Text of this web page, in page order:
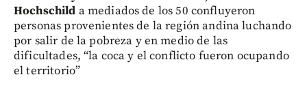
Hochschild a mediados de los 50 confluyeron
personas provenientes de la región andina luchando
por salir de la pobreza y en medio de las
dificultades, “la coca y el conflicto fueron ocupando
el territorio”